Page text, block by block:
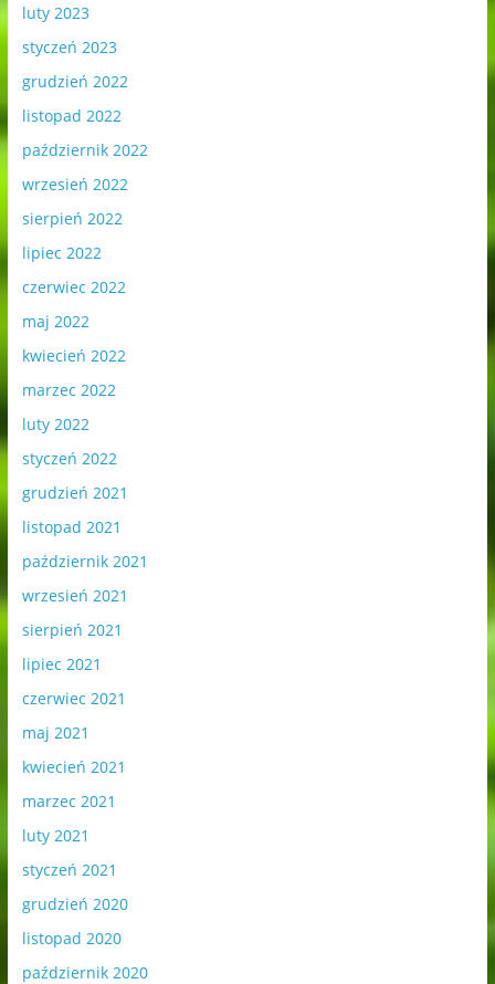
luty 2023
styczeń 2023
grudzień 2022
listopad 2022
październik 2022
wrzesień 2022
sierpień 2022
lipiec 2022
czerwiec 2022
maj 2022
kwiecień 2022
marzec 2022
luty 2022
styczeń 2022
grudzień 2021
listopad 2021
październik 2021
wrzesień 2021
sierpień 2021
lipiec 2021
czerwiec 2021
maj 2021
kwiecień 2021
marzec 2021
luty 2021
styczeń 2021
grudzień 2020
listopad 2020
październik 2020